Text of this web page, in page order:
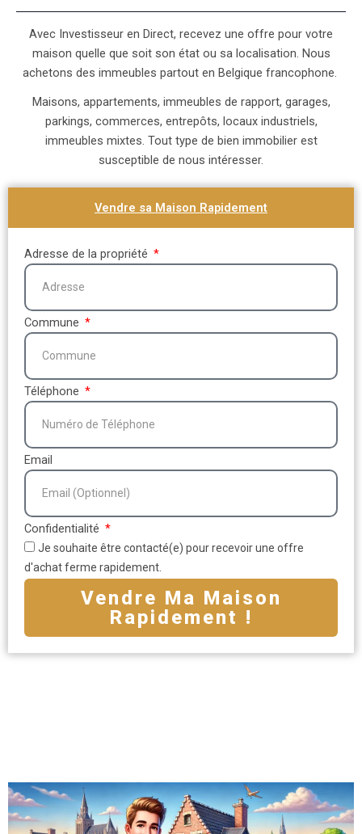
Avec Investisseur en Direct, recevez une offre pour votre
maison quelle que soit son état ou sa localisation. Nous
achetons des immeubles partout en Belgique francophone.
Maisons, appartements, immeubles de rapport, garages,
parkings, commerces, entrepôts, locaux industriels,
immeubles mixtes. Tout type de bien immobilier est
susceptible de nous intéresser.
Vendre sa Maison Rapidement
Adresse de la propriété
Commune
Téléphone
Email
Confidentialité
Je souhaite être contacté(e) pour recevoir une offre
d'achat ferme rapidement.
Vendre Ma Maison
Rapidement !